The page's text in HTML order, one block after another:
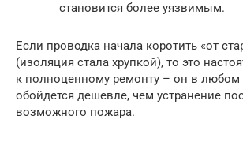
становится более уязвимым.
Если проводка начала коротить «от
(изоляция стала хрупкой), то это
к полноценному ремонту – он в любом
обойдется дешевле, чем устранение
возможного пожара.